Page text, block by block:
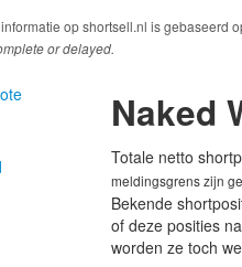
op shortsell.nl is gebaseerd
or delayed.
Naked
Totale netto
meldingsgrens zijn
Bekende
of deze posities
worden ze toch